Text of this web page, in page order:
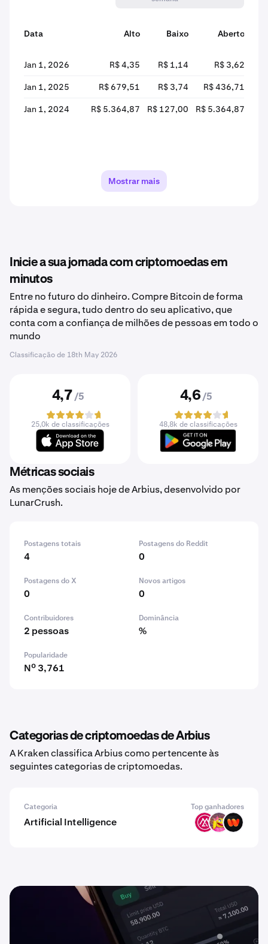
Data Alto Baixo Aberto
Jan 1, 2026 R$ 4,35 R$ 1,14 R$ 3,62
Jan 1, 2025 R$ 679,51 R$ 3,74 R$ 436,71
Jan 1, 2024 R$ 5.364,87 R$ 127,00 R$ 5.364,87
Mostrar mais
Inicie a sua jornada com criptomoedas em
minutos
Entre no futuro do dinheiro. Compre Bitcoin de forma
rápida e segura, tudo dentro do seu aplicativo, que
conta com a confiança de milhões de pessoas em todo o
mundo
Classificação de 18th May 2026
4,7 /5
25,0k de classificações
4,6 /5
48,8k de classificações
Métricas sociais
As menções sociais hoje de Arbius, desenvolvido por
LunarCrush.
Postagens totais
4
Postagens do Reddit
0
Postagens do X
0
Novos artigos
0
Contribuidores
2 pessoas
Dominância
%
Popularidade
Nº 3,761
Categorias de criptomoedas de Arbius
A Kraken classifica Arbius como pertencente às
seguintes categorias de criptomoedas.
Categoria Top ganhadores
Artificial Intelligence MSAI SANDY WIRE